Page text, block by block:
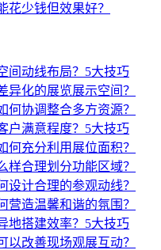
花少钱但效果好？
间动线布局？5大技巧
异化的展览展示空间？
何协调整合多方资源？
户满意程度？5大技巧
何充分利用展位面积？
样合理划分功能区域？
设计合理的参观动线？
营造温馨和谐的氛围？
地搭建效率？5大技巧
以改善现场观展互动？